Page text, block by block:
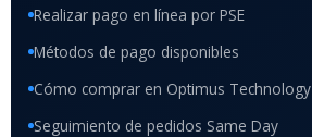
Realizar pago en línea por PSE
Métodos de pago disponibles
Cómo comprar en Optimus Technology
Seguimiento de pedidos Same Day